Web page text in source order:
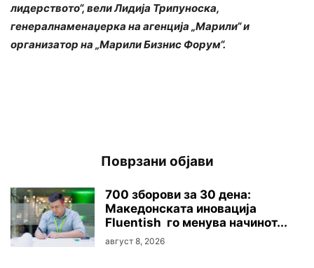
лидерството“, вели Лидија Трипуноска,
генералнаменаџерка на агенција „Марили“ и
организатор на „Марили Бизнис Форум“.
Поврзани објави
700 зборови за 30 дена:
Македонската иновација
Fluentish го менува начинот...
август 8, 2026